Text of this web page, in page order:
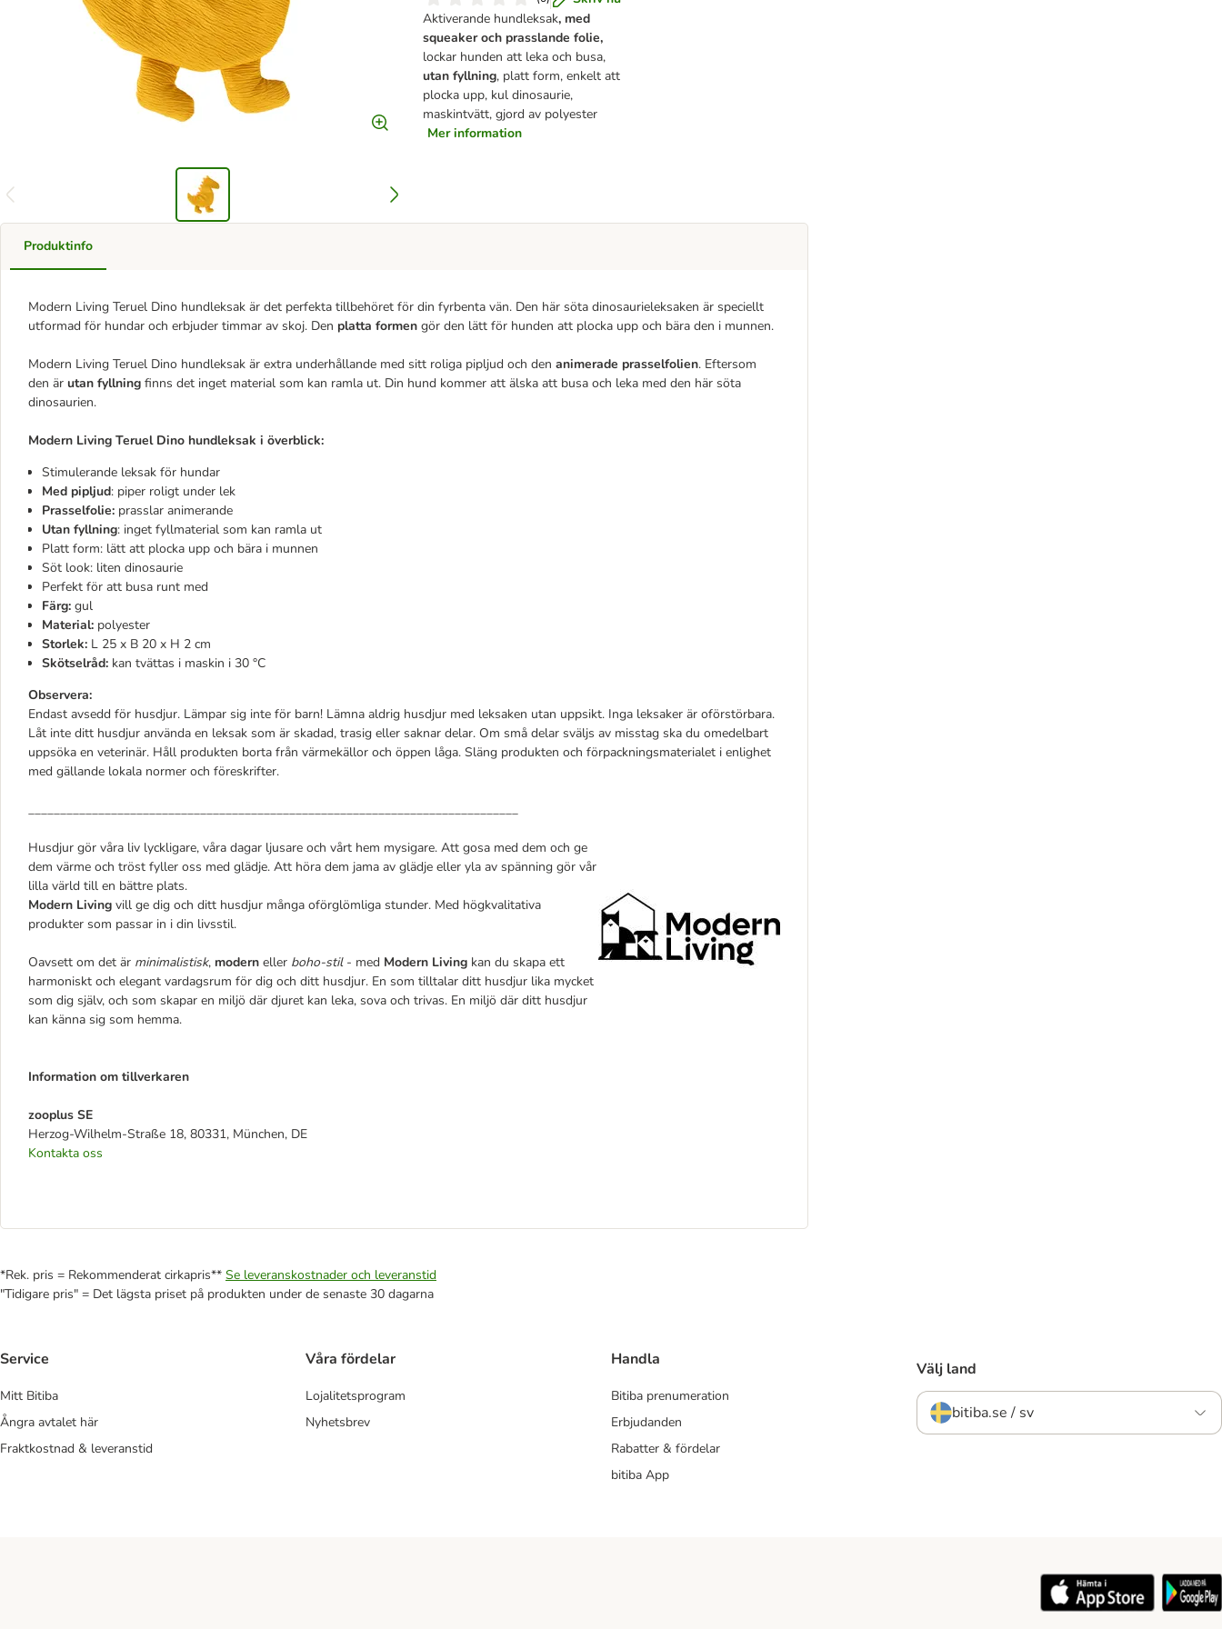
Aktiverande hundleksak, med
squeaker och prasslande folie,
lockar hunden att leka och busa,
utan fyllning, platt form, enkelt att
plocka upp, kul dinosaurie,
maskintvätt, gjord av polyester
Mer information
Produktinfo
Modern Living Teruel Dino hundleksak är det perfekta tillbehöret för din fyrbenta vän. Den här söta dinosaurieleksaken är speciellt
utformad för hundar och erbjuder timmar av skoj. Den platta formen gör den lätt för hunden att plocka upp och bära den i munnen.
Modern Living Teruel Dino hundleksak är extra underhållande med sitt roliga pipljud och den animerade prasselfolien. Eftersom
den är utan fyllning finns det inget material som kan ramla ut. Din hund kommer att älska att busa och leka med den här söta
dinosaurien.
Modern Living Teruel Dino hundleksak i överblick:
Stimulerande leksak för hundar
Med pipljud: piper roligt under lek
Prasselfolie: prasslar animerande
Utan fyllning: inget fyllmaterial som kan ramla ut
Platt form: lätt att plocka upp och bära i munnen
Söt look: liten dinosaurie
Perfekt för att busa runt med
Färg: gul
Material: polyester
Storlek: L 25 x B 20 x H 2 cm
Skötselråd: kan tvättas i maskin i 30 °C
Observera:
Endast avsedd för husdjur. Lämpar sig inte för barn! Lämna aldrig husdjur med leksaken utan uppsikt. Inga leksaker är oförstörbara.
Låt inte ditt husdjur använda en leksak som är skadad, trasig eller saknar delar. Om små delar sväljs av misstag ska du omedelbart
uppsöka en veterinär. Håll produkten borta från värmekällor och öppen låga. Släng produkten och förpackningsmaterialet i enlighet
med gällande lokala normer och föreskrifter.
_____________________________________________________________________________
Husdjur gör våra liv lyckligare, våra dagar ljusare och vårt hem mysigare. Att gosa med dem och ge
dem värme och tröst fyller oss med glädje. Att höra dem jama av glädje eller yla av spänning gör vår
lilla värld till en bättre plats.
Modern Living vill ge dig och ditt husdjur många oförglömliga stunder. Med högkvalitativa
produkter som passar in i din livsstil.
Oavsett om det är minimalistisk, modern eller boho-stil- med Modern Living kan du skapa ett
harmoniskt och elegant vardagsrum för dig och ditt husdjur. En som tilltalar ditt husdjur lika mycket
som dig själv, och som skapar en miljö där djuret kan leka, sova och trivas. En miljö där ditt husdjur
kan känna sig som hemma.
Information om tillverkaren
zooplus SE
Herzog-Wilhelm-Straße 18, 80331, München, DE
Kontakta oss
*Rek. pris = Rekommenderat cirkapris** Se leveranskostnader och leveranstid
"Tidigare pris" = Det lägsta priset på produkten under de senaste 30 dagarna
Service
Mitt Bitiba
Ångra avtalet här
Fraktkostnad & leveranstid
Våra fördelar
Lojalitetsprogram
Nyhetsbrev
Handla
Bitiba prenumeration
Erbjudanden
Rabatter & fördelar
bitiba App
Välj land
bitiba.se / sv